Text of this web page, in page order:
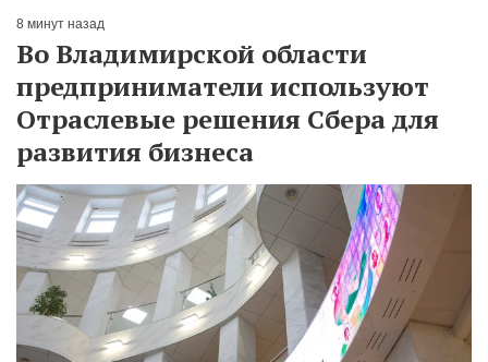
8 минут назад
Во Владимирской области
предприниматели используют
Отраслевые решения Сбера для
развития бизнеса